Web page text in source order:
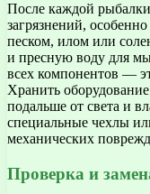
После каждой
загрязнений,
песком, илом или
и пресную воду для
всех компонентов —
Хранить
подальше от света и
специальные чехлы
механических
Проверка и